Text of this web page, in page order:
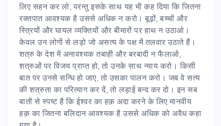
लिए सहन कर लो, परन्तु इसके साथ यह भी कह दिया कि जितना
रक्तपात आवश्यक है उससे अधिक न करो। बूढ़ों, बच्चों और
स्त्रियों और घायल व्यक्तियों और बीमारों पर हाथ न उठाओ।
केवल उन लोगों से लड़ो जो असत्य के पक्ष में तलवार उठाते हैं।
शत्रु के देश में अनावश्यक तबाही और बरबादी न फैलाओ,
शत्रुओं पर विजय प्राप्त हो, तो उनके साथ न्याय करो। किसी
बात पर उनसे सन्धि हो जाए, तो उसका पालन करो। जब वे सत्य
की शत्रुता का परित्याग कर दें, तो लड़ाई बन्द कर दो। इन सब
बातों से स्पष्ट है कि ईश्वर का हक़ अदा करने के लिए मानवीय
हक़ का जितना बलिदान आवश्यक है उससे अधिक को अवैध कहा